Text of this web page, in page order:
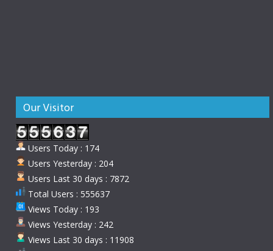
Our Visitor
Users Today : 174
Users Yesterday : 204
Users Last 30 days : 7872
Total Users : 555637
Views Today : 193
Views Yesterday : 242
Views Last 30 days : 11908